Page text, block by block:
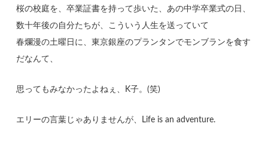
桜の校庭を、卒業証書を持って歩いた、あの中学卒業式の日、
数十年後の自分たちが、こういう人生を送っていて
春爛漫の土曜日に、東京銀座のプランタンでモンブランを食す
だなんて、
思ってもみなかったよねぇ、K子。(笑)
エリーの言葉じゃありませんが、Life is an adventure.